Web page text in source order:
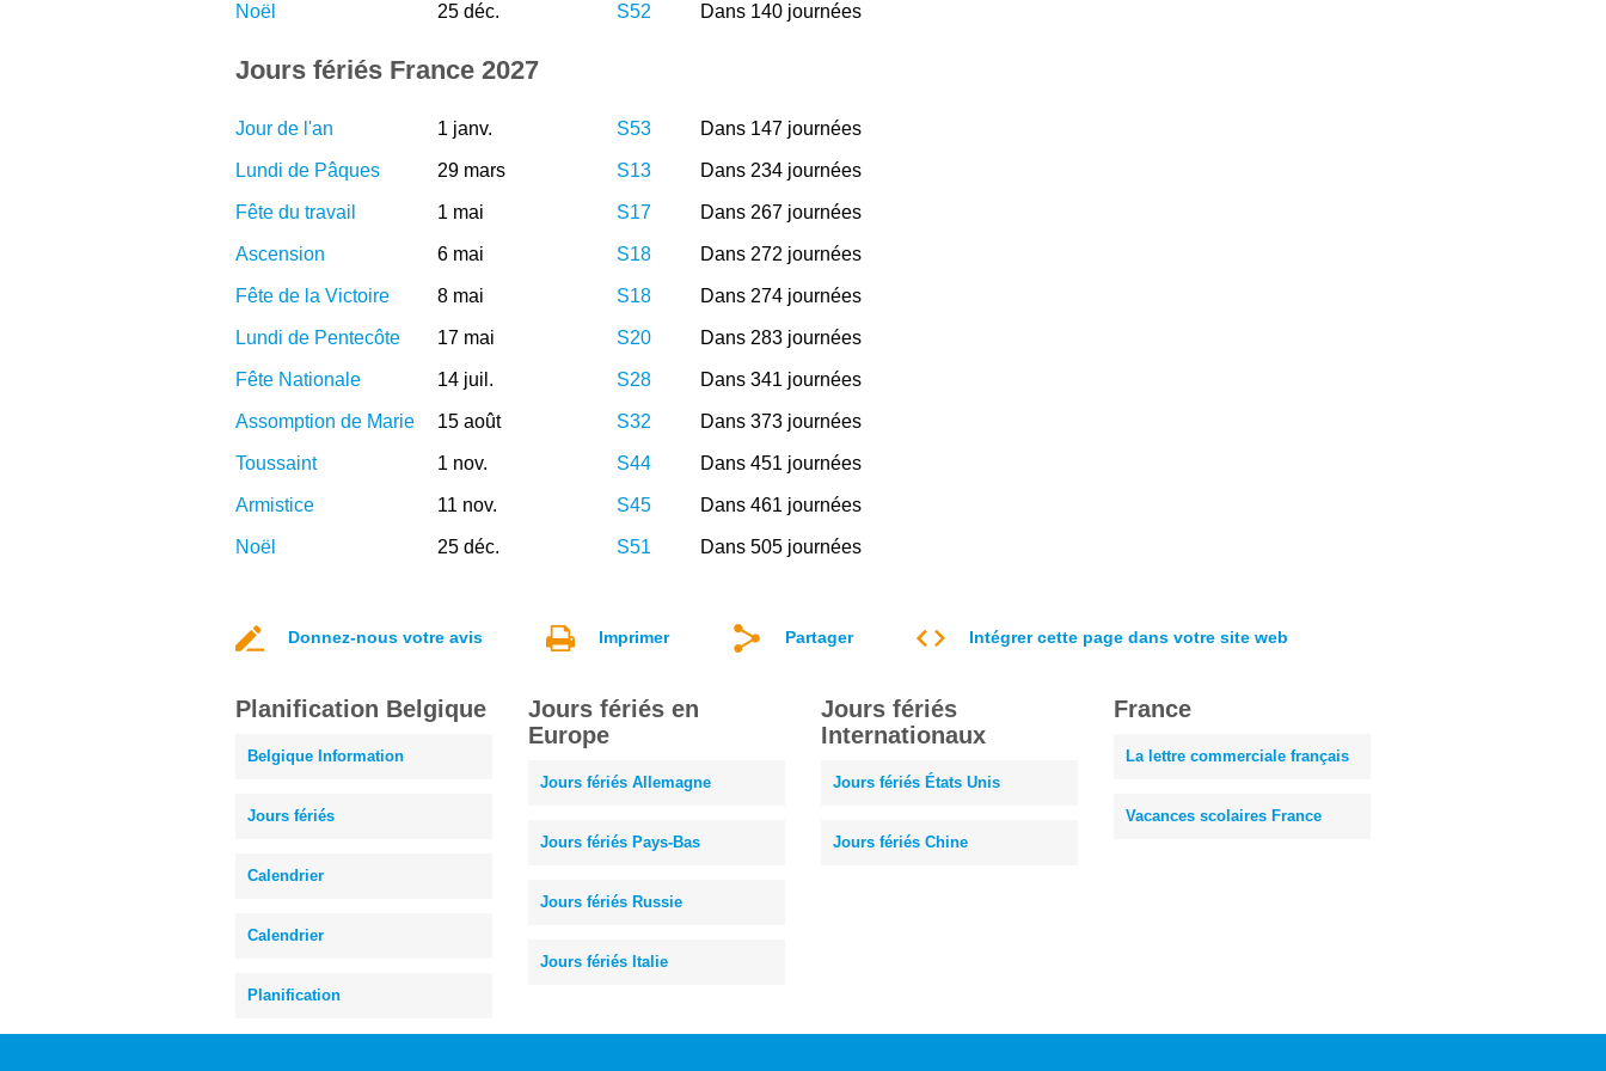
Noël 25 déc. S52 Dans 140 journées
Jours fériés France 2027
Jour de l'an 1 janv. S53 Dans 147 journées
Lundi de Pâques 29 mars S13 Dans 234 journées
Fête du travail 1 mai S17 Dans 267 journées
Ascension 6 mai S18 Dans 272 journées
Fête de la Victoire 8 mai S18 Dans 274 journées
Lundi de Pentecôte 17 mai S20 Dans 283 journées
Fête Nationale 14 juil. S28 Dans 341 journées
Assomption de Marie 15 août S32 Dans 373 journées
Toussaint 1 nov. S44 Dans 451 journées
Armistice 11 nov. S45 Dans 461 journées
Noël 25 déc. S51 Dans 505 journées
Donnez-nous votre avis Imprimer Partager Intégrer cette page dans votre site web
Planification Belgique
Belgique Information
Jours fériés
Calendrier
Calendrier
Planification
Jours fériés en
Europe
Jours fériés Allemagne
Jours fériés Pays-Bas
Jours fériés Russie
Jours fériés Italie
Jours fériés
Internationaux
Jours fériés États Unis
Jours fériés Chine
France
La lettre commerciale français
Vacances scolaires France